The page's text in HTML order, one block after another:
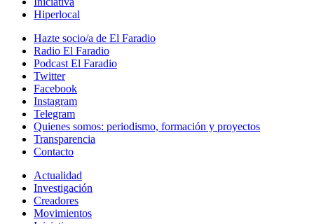
Hiperlocal
Hazte socio/a de El Faradio
Radio El Faradio
Podcast El Faradio
Twitter
Facebook
Instagram
Telegram
Quienes somos: periodismo, formación y proyectos
Transparencia
Contacto
Actualidad
Investigación
Creadores
Movimientos